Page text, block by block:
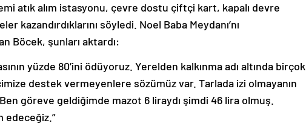
atık alım istasyonu, çevre dostu çiftçi kart, kapalı devre
kazandırdıklarını söyledi. Noel Baba Meydanı’nı
Böcek, şunları aktardı:
yüzde 80’ini ödüyoruz. Yerelden kalkınma adı altında birçok
destek vermeyenlere sözümüz var. Tarlada izi olmayanın
göreve geldiğimde mazot 6 liraydı şimdi 46 lira olmuş.
edeceğiz.”